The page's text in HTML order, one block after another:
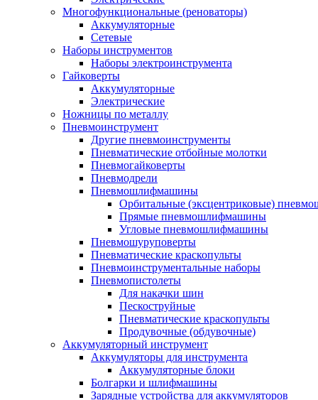
Многофункциональные (реноваторы)
Аккумуляторные
Сетевые
Наборы инструментов
Наборы электроинструмента
Гайковерты
Аккумуляторные
Электрические
Ножницы по металлу
Пневмоинструмент
Другие пневмоинструменты
Пневматические отбойные молотки
Пневмогайковерты
Пневмодрели
Пневмошлифмашины
Орбитальные (эксцентриковые)
Прямые пневмошлифмашины
Угловые пневмошлифмашины
Пневмошуруповерты
Пневматические краскопульты
Пневмоинструментальные наборы
Пневмопистолеты
Для накачки шин
Пескоструйные
Пневматические краскопульты
Продувочные (обдувочные)
Аккумуляторный инструмент
Аккумуляторы для инструмента
Аккумуляторные блоки
Болгарки и шлифмашины
Зарядные устройства для аккумуляторов